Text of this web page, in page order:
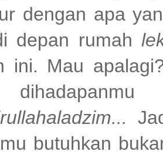
dengan apa
depan rumah
ini. Mau
butuhkan